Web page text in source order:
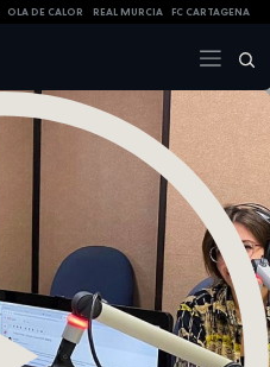
OLA DE CALOR REAL MURCIA FC CARTAGENA